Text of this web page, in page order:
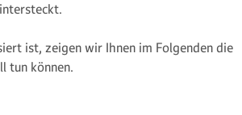
ist, zeigen wir Ihnen im Folgenden die
tun können.